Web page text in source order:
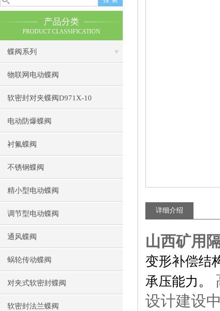
产品分类
PRODUCT CLASSIFICATION
蝶阀系列
物联网电动蝶阀
软密封对夹蝶阀D971X-10
电动防爆蝶阀
衬氟蝶阀
不锈钢蝶阀
精小型电动蝶阀
调节型电动蝶阀
通风蝶阀
蜗轮传动蝶阀
对夹式软密封蝶阀
软密封法兰蝶阀
详细介绍
山西矿用
变形补偿结
承压能力。
设计建设